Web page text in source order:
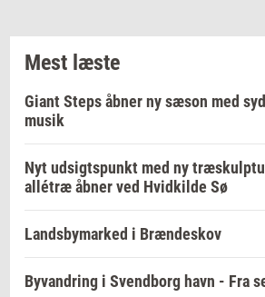
Mest læste
Giant Steps åbner ny sæson med
musik
Nyt udsigtspunkt med ny
allétræ åbner ved Hvidkilde Sø
Landsbymarked i Brændeskov
Byvandring i Svendborg havn - Fra